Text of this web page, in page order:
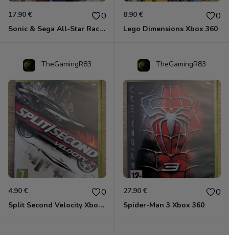
17.90 € 0
Sonic & Sega All-Star Racing - Transformed Xbox 360
8.90 € 0
Lego Dimensions Xbox 360
TheGamingR83
4.90 € 0
Split Second Velocity Xbox 360
TheGamingR83
27.90 € 0
Spider-Man 3 Xbox 360